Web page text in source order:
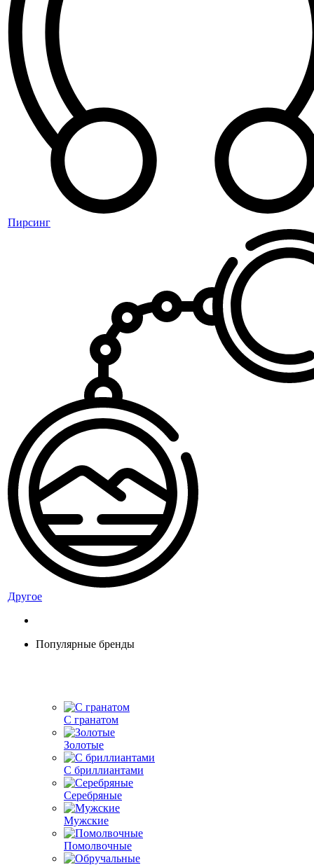
Пирсинг
Другое
Популярные бренды
С гранатом
Золотые
С бриллиантами
Серебряные
Мужские
Помолвочные